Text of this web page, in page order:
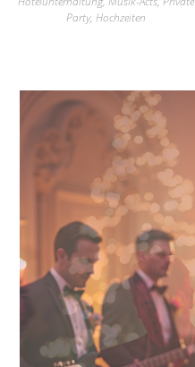
Party, Hochzeiten